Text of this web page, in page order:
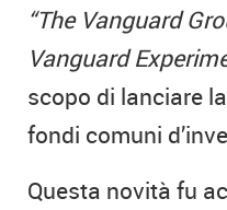
“The Vanguard
Vanguard
scopo di lanciare
fondi comuni
Questa novità fu